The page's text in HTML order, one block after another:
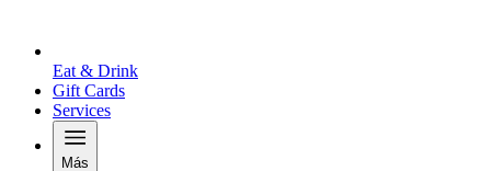
Eat & Drink
Gift Cards
Services
Más